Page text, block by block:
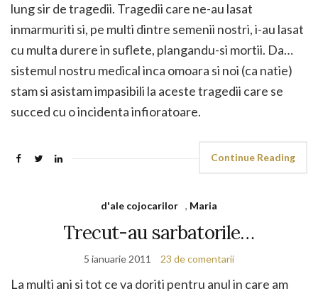
lung sir de tragedii. Tragedii care ne-au lasat
inmarmuriti si, pe multi dintre semenii nostri, i-au lasat
cu multa durere in suflete, plangandu-si mortii. Da…
sistemul nostru medical inca omoara si noi (ca natie)
stam si asistam impasibili la aceste tragedii care se
succed cu o incidenta infioratoare.
Continue Reading
d'ale cojocarilor , Maria
Trecut-au sarbatorile…
5 ianuarie 2011 23 de comentarii
La multi ani si tot ce va doriti pentru anul in care am